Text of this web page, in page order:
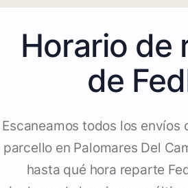
Horario de
de
Escaneamos todos los envíos
parcello en Palomares Del
hasta qué hora reparte